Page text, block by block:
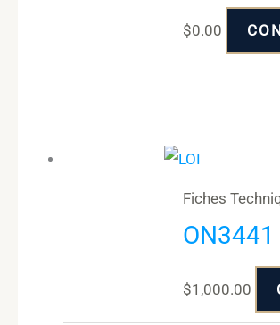
$0.00
Fiches
ON3441
$1,000.00